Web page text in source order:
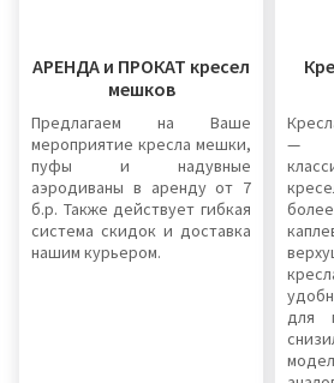
АРЕНДА и ПРОКАТ кресел
мешков
Предлагаем на Ваше
мероприятие кресла мешки,
пуфы и надувные
аэродиваны в аренду от 7
б.р. Также действует гибкая
система скидок и доставка
нашим курьером.
—
для